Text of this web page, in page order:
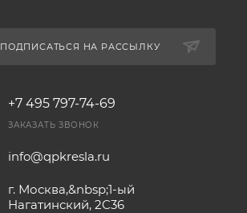
ПОДПИСАТЬСЯ НА РАССЫЛКУ
+7 495 797-74-69
ЗАКАЗАТЬ ЗВОНОК
info@qpkresla.ru
г. Москва,&nbsp;1-ый
Нагатинский, 2C36